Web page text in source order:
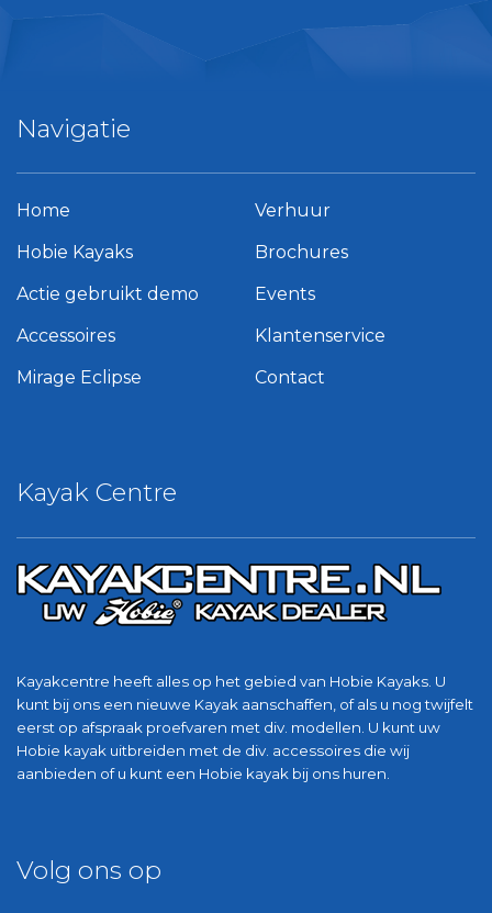
Kayak Centre
Kayakcentre heeft alles op het gebied van Hobie Kayaks. U
kunt bij ons een nieuwe Kayak aanschaffen, of als u nog twijfelt
eerst op afspraak proefvaren met div. modellen. U kunt uw
Hobie kayak uitbreiden met de div. accessoires die wij
aanbieden of u kunt een Hobie kayak bij ons huren.
Navigatie
Home
Hobie Kayaks
Actie gebruikt demo
Accessoires
Mirage Eclipse
Verhuur
Brochures
Events
Klantenservice
Contact
Volg ons op